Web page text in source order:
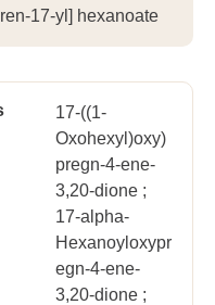
ren-17-yl] hexanoate
17-((1-
Oxohexyl)oxy)
pregn-4-ene-
3,20-dione ;
17-alpha-
Hexanoyloxypr
egn-4-ene-
3,20-dione ;